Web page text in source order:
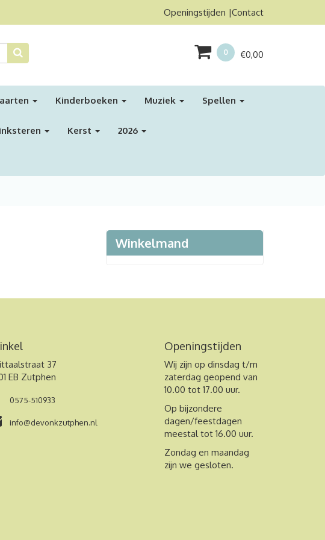
Openingstijden Contact
0 €0,00
Kinderboeken Muziek Spellen
Kerst 2026
Winkelmand
37
EB Zutphen
0575-510933
info@devonkzutphen.nl
Openingstijden
Wij zijn op dinsdag t/m
zaterdag geopend van
10.00 tot 17.00 uur.
Op bijzondere
dagen/feestdagen
meestal tot 16.00 uur.
Zondag en maandag
zijn we gesloten.